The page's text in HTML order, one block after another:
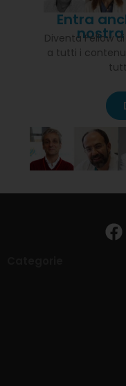
Entra
Diventa Fellow
a tutti i